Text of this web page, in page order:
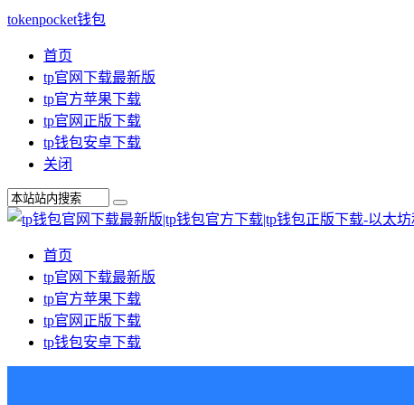
tokenpocket钱包
首页
tp官网下载最新版
tp官方苹果下载
tp官网正版下载
tp钱包安卓下载
关闭
首页
tp官网下载最新版
tp官方苹果下载
tp官网正版下载
tp钱包安卓下载